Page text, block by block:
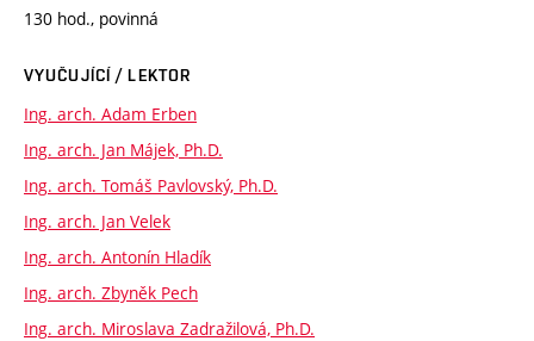
130 hod., povinná
VYUČUJÍCÍ / LEKTOR
Ing. arch. Adam Erben
Ing. arch. Jan Májek, Ph.D.
Ing. arch. Tomáš Pavlovský, Ph.D.
Ing. arch. Jan Velek
Ing. arch. Antonín Hladík
Ing. arch. Zbyněk Pech
Ing. arch. Miroslava Zadražilová, Ph.D.